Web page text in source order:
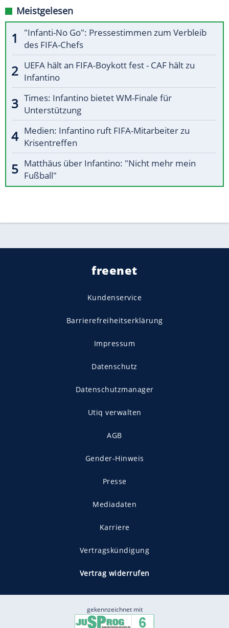
Meistgelesen
"Infanti-No Go": Pressestimmen zum Verbleib
des FIFA-Chefs
UEFA hält an FIFA-Boykott fest - CAF hält zu
Infantino
Times: Infantino bietet WM-Finale für
Unterstützung
Medien: Infantino ruft FIFA-Mitarbeiter zu
Krisentreffen
Matthäus über Infantino: "Nicht mehr mein
Fußball"
freenet
Kundenservice
Barrierefreiheitserklärung
Impressum
Datenschutz
Datenschutzmanager
Utiq verwalten
AGB
Gender-Hinweis
Presse
Mediadaten
Karriere
Vertragskündigung
Vertrag widerrufen
gekennzeichnet mit